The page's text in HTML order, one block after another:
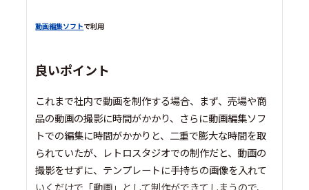
動画編集ソフトで利用
良いポイント
これまで社内で動画を制作する場合、まず、売場や商
品の動画の撮影に時間がかかり、さらに動画編集ソフ
トでの編集に時間がかかりと、二重で膨大な時間を取
られていたが、レトロスタジオでの制作だと、動画の
撮影をせずに、テンプレートに手持ちの画像を入れて
いくだけで「動画」として制作ができてしまうので、